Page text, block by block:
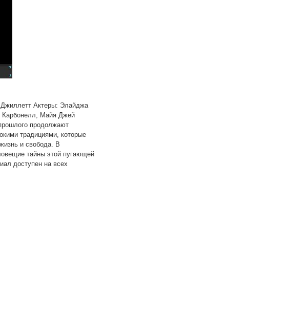
Актеры: Элайджа
Карбонелл, Майя Джей
продолжают
традициями, которые
и свобода. В
тайны этой пугающей
доступен на всех